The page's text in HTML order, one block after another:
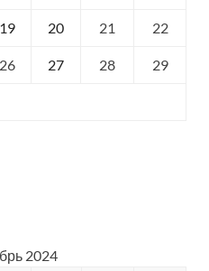
19 20 21 22
26 27 28 29
2024